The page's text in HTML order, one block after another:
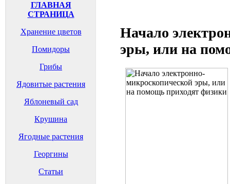
ГЛАВНАЯ
СТРАНИЦА
Хранение цветов
Помидоры
Грибы
Ядовитые растения
Яблоневый сад
Крушина
Ягодные растения
Георгины
Статьи
Начало
эры, или на